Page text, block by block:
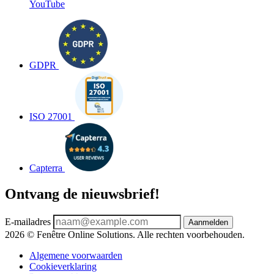
YouTube
GDPR
ISO 27001
Capterra
Ontvang de nieuwsbrief!
E-mailadres Aanmelden
2026 © Fenêtre Online Solutions. Alle rechten voorbehouden.
Algemene voorwaarden
Cookieverklaring